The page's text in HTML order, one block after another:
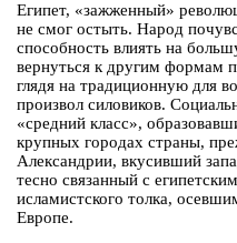
Египет, «зажженный»
не смог остыть. Народ
способность влиять на
вернуться к другим формам
глядя на традиционную для
произвол силовиков.
«средний класс»,
крупных городах страны,
Александрии, вкусивший
тесно связанный с
исламистского толка,
Европе.